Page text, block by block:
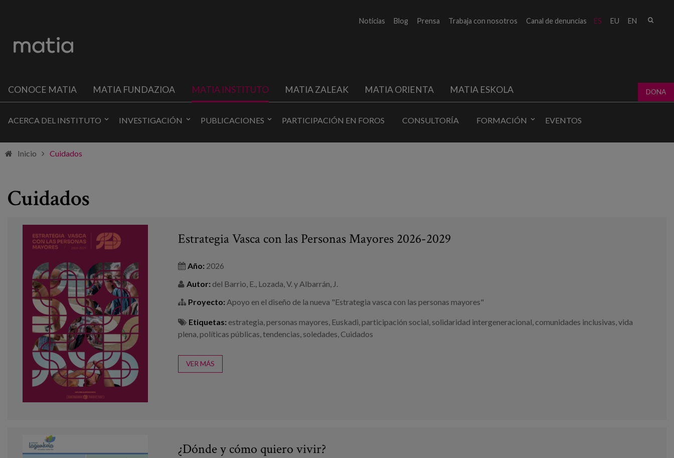
ES EU EN
Noticias Blog Prensa Trabaja con nosotros Canal de denuncias
CONOCE MATIA MATIA FUNDAZIOA MATIA INSTITUTO MATIA ZALEAK MATIA ORIENTA MATIA ESKOLA DONA
ACERCA DEL INSTITUTO INVESTIGACIÓN PUBLICACIONES PARTICIPACIÓN EN FOROS CONSULTORÍA FORMACIÓN EVENTOS
Inicio Cuidados
Cuidados
Estrategia Vasca con las Personas Mayores 2026-2029
Año: 2026
Autor: del Barrio, E., Lozada, V. y Albarrán, J.
Proyecto: Apoyo en el diseño de la nueva "Estrategia vasca con las personas mayores"
Etiquetas: estrategia,personas mayores, Euskadi,participación social, solidaridad intergeneracional, comunidades inclusivas,vida
plena,políticas públicas,tendencias, soledades, Cuidados
VER MÁS
¿Dónde y cómo quiero vivir?